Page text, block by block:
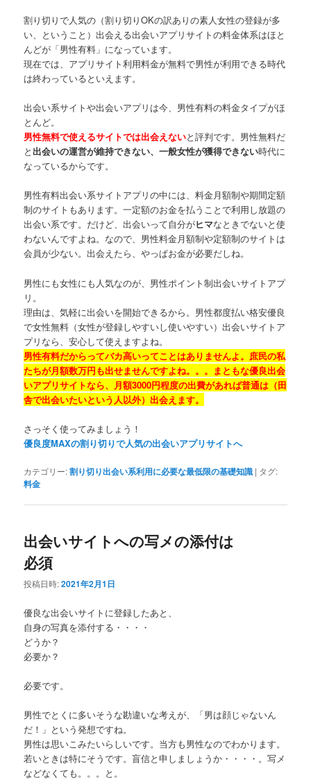
割り切りで人気の（割り切りOKの訳ありの素人女性の登録が多
い、ということ）出会える出会いアプリサイトの料金体系はほと
んどが「男性有料」になっています。
現在では、アプリサイト利用料金が無料で男性が利用できる時代
は終わっているといえます。
出会い系サイトや出会いアプリは今、男性有料の料金タイプがほ
とんど。
男性無料で使えるサイトでは出会えないと評判です。男性無料だ
と出会いの運営が維持できない、一般女性が獲得できない時代に
なっているからです。
男性有料出会い系サイトアプリの中には、料金月額制や期間定額
制のサイトもあります。一定額のお金を払うことで利用し放題の
出会い系です。だけど、出会いって自分がヒマなときでないと使
わないんですよね。なので、男性料金月額制や定額制のサイトは
会員が少ない。出会えたら、やっぱお金が必要だしね。
男性にも女性にも人気なのが、男性ポイント制出会いサイトアプ
リ。
理由は、気軽に出会いを開始できるから。男性都度払い格安優良
で女性無料（女性が登録しやすいし使いやすい）出会いサイトア
プリなら、安心して使えますよね。
男性有料だからってバカ高いってことはありませんよ。庶民の私
たちが月額数万円も出せませんですよね。。。まともな優良出会
いアプリサイトなら、月額3000円程度の出費があれば普通は（田
舎で出会いたいという人以外）出会えます。
さっそく使ってみましょう！
優良度MAXの割り切りで人気の出会いアプリサイトへ
カテゴリー:割り切り出会い系利用に必要な最低限の基礎知識 | タグ:
料金
出会いサイトへの写メの添付は
必須
投稿日時:2021年2月1日
優良な出会いサイトに登録したあと、
自身の写真を添付する・・・・
どうか？
必要か？
必要です。
男性でとくに多いそうな勘違いな考えが、「男は顔じゃないん
だ！」という発想ですね。
男性は思いこみたいらしいです。当方も男性なのでわかります。
若いときは特にそうです。盲信と申しましょうか・・・・。写メ
などなくても。。。と。